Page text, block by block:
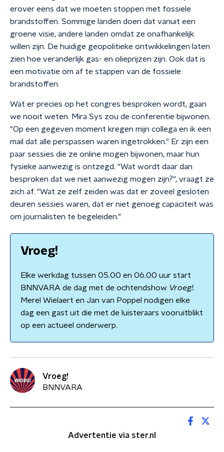
erover eens dat we moeten stoppen met fossiele
brandstoffen. Sommige landen doen dat vanuit een
groene visie, andere landen omdat ze onafhankelijk
willen zijn. De huidige geopolitieke ontwikkelingen laten
zien hoe veranderlijk gas- en olieprijzen zijn. Ook dat is
een motivatie om af te stappen van de fossiele
brandstoffen.
Wat er precies op het congres besproken wordt, gaan
we nooit weten. Mira Sys zou de conferentie bijwonen.
"Op een gegeven moment kregen mijn collega en ik een
mail dat alle perspassen waren ingetrokken." Er zijn een
paar sessies die ze online mogen bijwonen, maar hun
fysieke aanwezig is ontzegd. "Wat wordt daar dan
besproken dat we niet aanwezig mogen zijn?", vraagt ze
zich af. "Wat ze zelf zeiden was dat er zoveel gesloten
deuren sessies waren, dat er niet genoeg capaciteit was
om journalisten te begeleiden."
Vroeg!
Elke werkdag tussen 05.00 en 06.00 uur start
BNNVARA de dag met de ochtendshow Vroeg!.
Merel Wielaert en Jan van Poppel nodigen elke
dag een gast uit die met de luisteraars vooruitblikt
op een actueel onderwerp.
Vroeg!
BNNVARA
Advertentie via ster.nl